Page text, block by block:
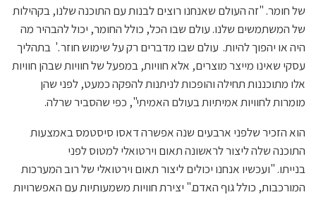
של חומר. "זה העולם שאנחנו רוצים לבנות עם התוכנה שלנו, בקהילות
של המשתמשים שלנו. עולם שבו הכל, כולל החומר, יכול להבהיר מה
היה או יהפוך להיות. עולם שבו מדברים רק על שימוש חוזר .' בתהליך
עסקי שאינו מייצר מוצרים, אלא חוויות, במפעל של חוויות שבהן חוויות
אלו מתוכננות תחילה והופכות לניתנות להפקה כמעט, לפני שהן
מומרות לחוויות אמיתיות בעולם האמיתי", כפי שהסביר שרלה.
הוא הזכיר שלפני ארבעים שנה אפשרה דאסו סיסטמס באמצעות
התוכנה שלה ליצור לראשונה תאום וירטואלי למטוס לפני
בנייתו. "ועכשיו אנחנו יכולים ליצור תאום וירטואלי של רוב המערכות
המורכבות, כולל גוף האדם." יצירת חוויות משמעותיות עם האפשרויות